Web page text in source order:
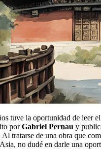
tuve la oportunidad de leer
porGabriel Pernau y
Al tratarse de una obra que
no dudé en darle una